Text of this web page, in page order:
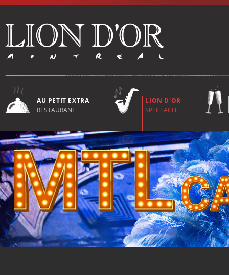
AU PETIT EXTRA
RESTAURANT
LION D'OR
SPECTACLE